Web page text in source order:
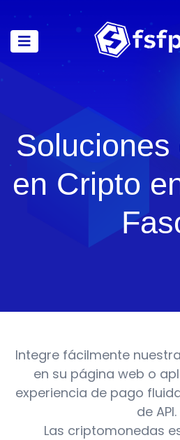
en Cripto
Integre fácilmente
en su página web o
experiencia de pago
de API.
Las criptomonedas